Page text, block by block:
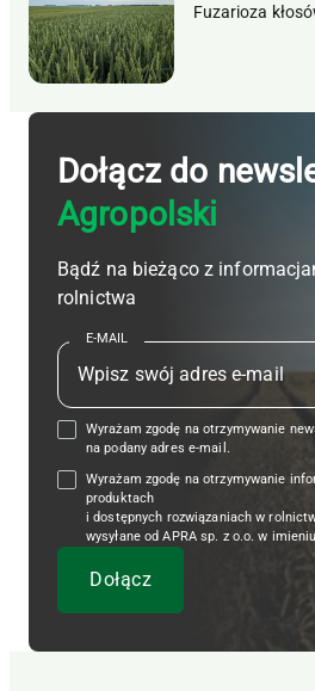
Fuzarioza
Dołącz do
Agropolski
Bądź na bieżąco z
rolnictwa
E-MAIL
Wyrażam zgodę na otrzymywanie
na podany adres e-mail.
Wyrażam zgodę na otrzymywanie
produktach
i dostępnych rozwiązaniach w
wysyłane od APRA sp. z o.o. w